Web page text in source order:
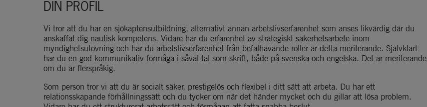
DIN PROFIL
Vi tror att du har en sjökaptensutbildning, alternativt annan arbetslivserfarenhet som anses likvärdig där du
anskaffat dig nautisk kompetens. Vidare har du erfarenhet av strategiskt säkerhetsarbete inom
myndighetsutövning och har du arbetslivserfarenhet från befälhavande roller är detta meriterande. Självklart
har du en god kommunikativ förmåga i såväl tal som skrift, både på svenska och engelska. Det är meriterande
om du är flerspråkig.
Som person tror vi att du är socialt säker, prestigelös och flexibel i ditt sätt att arbeta. Du har ett
relationsskapande förhållningssätt och du tycker om när det händer mycket och du gillar att lösa problem.